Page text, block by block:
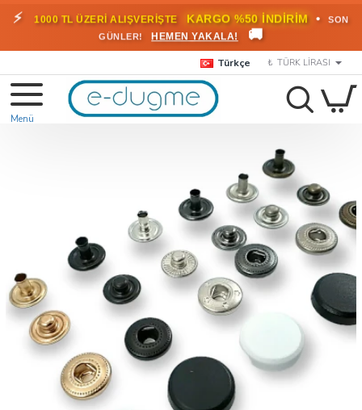
🎁 2000 TL ÜZERİ SİPARİŞLERDE KARGO BEDAVA! •
HEMEN
FAYDALANIN
🚚
Türkçe ₺ TÜRK LIRASI